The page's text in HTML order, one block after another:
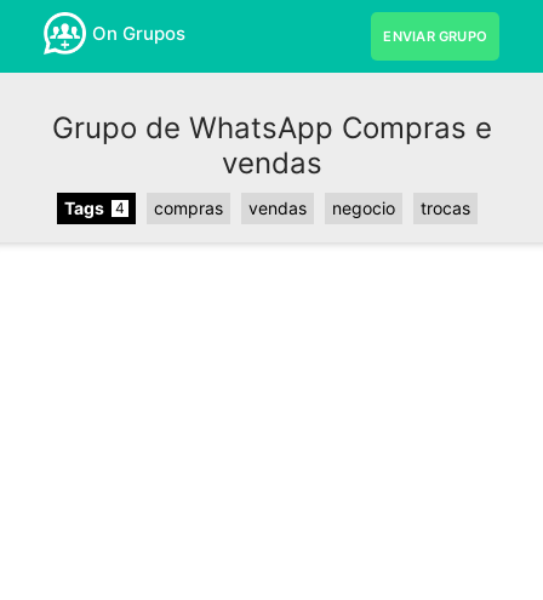
On Grupos ENVIAR GRUPO
Grupo de WhatsApp Compras e
vendas
Tags 4 compras vendas negocio trocas